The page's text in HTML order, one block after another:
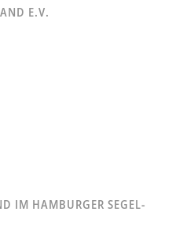
E.V.
IM HAMBURGER SEGEL-